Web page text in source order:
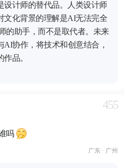
设计师的替代品。人类设计师
文化背景的理解是AI无法完全
的助手，而不是取代者。未来
协作，将技术和创意结合，
品。
455
吗
广东 · 广州